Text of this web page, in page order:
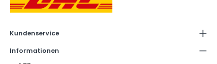
Kundenservice
Informationen